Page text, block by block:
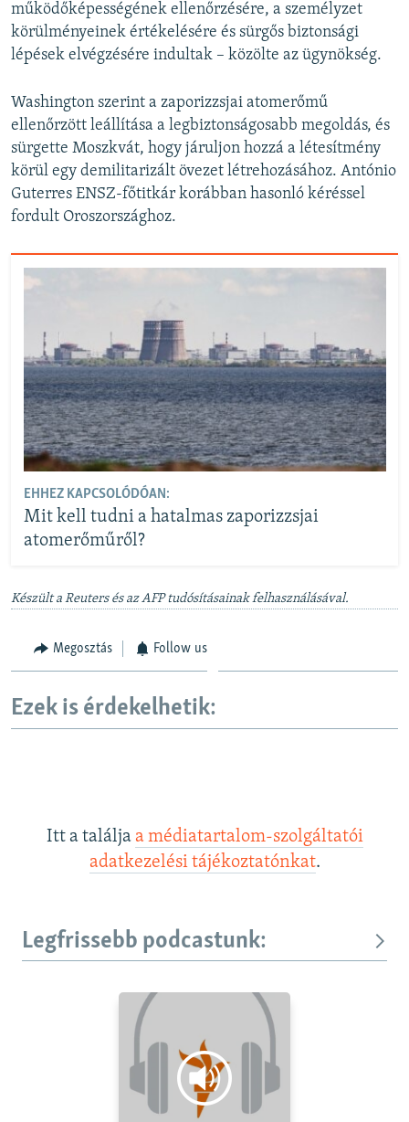
működőképességének ellenőrzésére, a személyzet
körülményeinek értékelésére és sürgős biztonsági
lépések elvégzésére indultak – közölte az ügynökség.
Washington szerint a zaporizzsjai atomerőmű
ellenőrzött leállítása a legbiztonságosabb megoldás, és
sürgette Moszkvát, hogy járuljon hozzá a létesítmény
körül egy demilitarizált övezet létrehozásához. António
Guterres ENSZ-főtitkár korábban hasonló kéréssel
fordult Oroszországhoz.
EHHEZ KAPCSOLÓDÓAN:
Mit kell tudni a hatalmas zaporizzsjai
atomerőműről?
Készült a Reuters és az AFP tudósításainak felhasználásával.
Megosztás Follow us
Ezek is érdekelhetik:
Itt a találja a médiatartalom-szolgáltatói
adatkezelési tájékoztatónkat.
Legfrissebb podcastunk: